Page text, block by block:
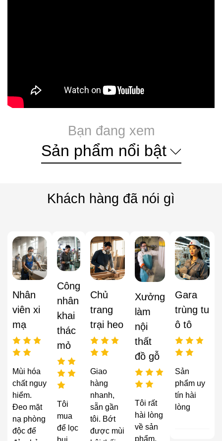
Bạn đang xem
Sản phẩm nổi bật
Khách hàng đã nói gì
Nhân
viên xi
mạ
Mùi hóa
chất nguy
hiểm.
Đeo mặt
nạ phòng
độc để
Công
nhân
khai
thác
mỏ
Tôi
mua
để lọc
Chủ
trang
trại heo
Giao
hàng
nhanh,
sẵn gần
tôi. Bớt
được mùi
Xưởng
làm
nội
thất
đồ gỗ
Tôi rất
hài lòng
về sản
phẩm,
Gara
trùng tu
ô tô
Sản
phẩm uy
tín hài
lòng